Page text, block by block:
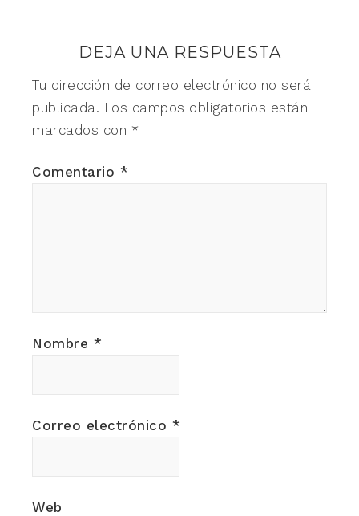
DEJA UNA RESPUESTA
Tu dirección de correo electrónico no será
publicada. Los campos obligatorios están
marcados con *
Comentario *
Nombre *
Correo electrónico *
Web